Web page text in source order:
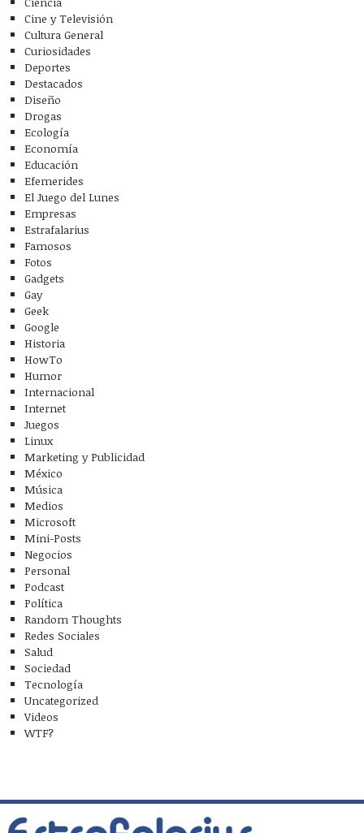
Cine y Televisión
Cultura General
Curiosidades
Deportes
Destacados
Diseño
Drogas
Ecología
Economía
Educación
Efemerides
El Juego del Lunes
Empresas
Estrafalarius
Famosos
Fotos
Gadgets
Gay
Geek
Google
Historia
HowTo
Humor
Internacional
Internet
Juegos
Linux
Marketing y Publicidad
México
Música
Medios
Microsoft
Mini-Posts
Negocios
Personal
Podcast
Política
Random Thoughts
Redes Sociales
Salud
Sociedad
Tecnología
Uncategorized
Videos
WTF?